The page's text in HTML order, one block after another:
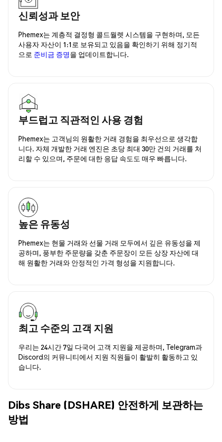
신뢰성과 보안
Phemex는 계층적 결정형 콜드월렛 시스템을 구현하며, 모든
사용자 자산이 1:1로 보유되고 있음을 확인하기 위해 정기적
으로 준비금 증명을 업데이트합니다.
부드럽고 직관적인 사용 경험
Phemex는 고객님의 원활한 거래 경험을 최우선으로 생각합
니다. 자체 개발한 거래 엔진은 초당 최대 30만 건의 거래를 처
리할 수 있으며, 주문에 대한 응답 속도도 매우 빠릅니다.
높은 유동성
Phemex는 현물 거래와 선물 거래 모두에서 깊은 유동성을 제
공하며, 풍부한 주문량을 갖춘 주문장이 모든 상장 자산에 대
해 원활한 거래와 안정적인 가격 형성을 지원합니다.
최고 수준의 고객 지원
우리는 24시간 7일 다국어 고객 지원을 제공하며, Telegram과
Discord의 커뮤니티에서 지원 직원들이 활발히 활동하고 있
습니다.
Dibs Share (DSHARE) 안전하게 보관하는
방법